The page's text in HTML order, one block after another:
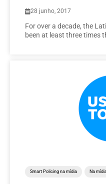
28 junho, 2017
For over a decade, the
been at least three times
Smart Policing na mídia Na